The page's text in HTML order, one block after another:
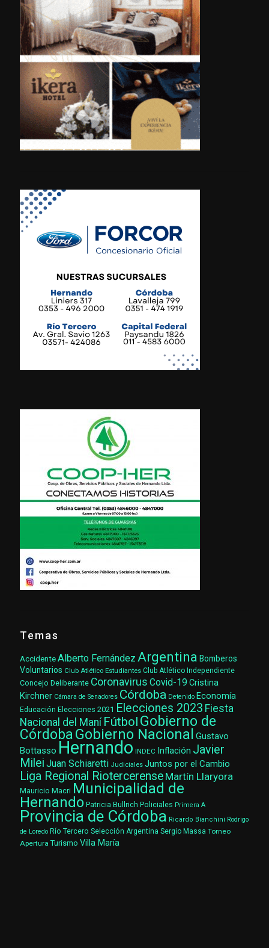
Temas
AccidenteAlberto Fernández Argentina Bomberos
Voluntarios Club Atlético Estudiantes Club Atlético Independiente
Concejo Deliberante Coronavirus Covid-19 Cristina
Kirchner Cámara de Senadores Córdoba Detenido Economía
Educación Elecciones 2021 Elecciones 2023 Fiesta
Nacional del Maní Fútbol Gobierno de
CórdobaGobierno Nacional Gustavo
Bottasso Hernando INDEC Inflación Javier
Milei Juan Schiaretti Judiciales Juntos por el Cambio
Liga Regional Riotercerense Martín Llaryora
Mauricio Macri Municipalidad de
Hernando Patricia Bullrich Policiales Primera A
Provincia de Córdoba Ricardo Bianchini Rodrigo
de Loredo Río Tercero Selección Argentina Sergio Massa Torneo
Apertura Turismo Villa María